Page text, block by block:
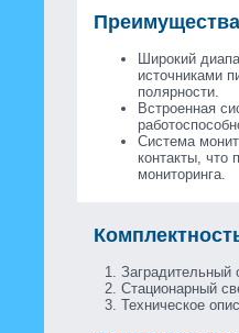
Широкий
источниками
полярности.
Встроенная
Система
контакты, что
мониторинга.
Заградительный
Стационарный
Техническое